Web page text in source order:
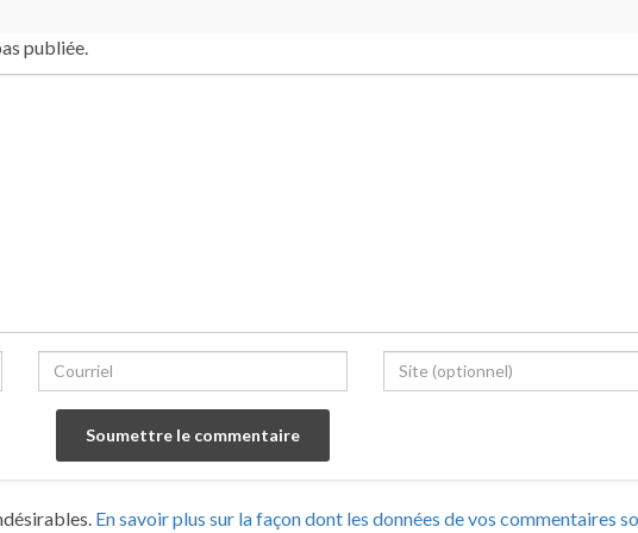
publiée.
En savoir plus sur la façon dont les données de vos commentaires